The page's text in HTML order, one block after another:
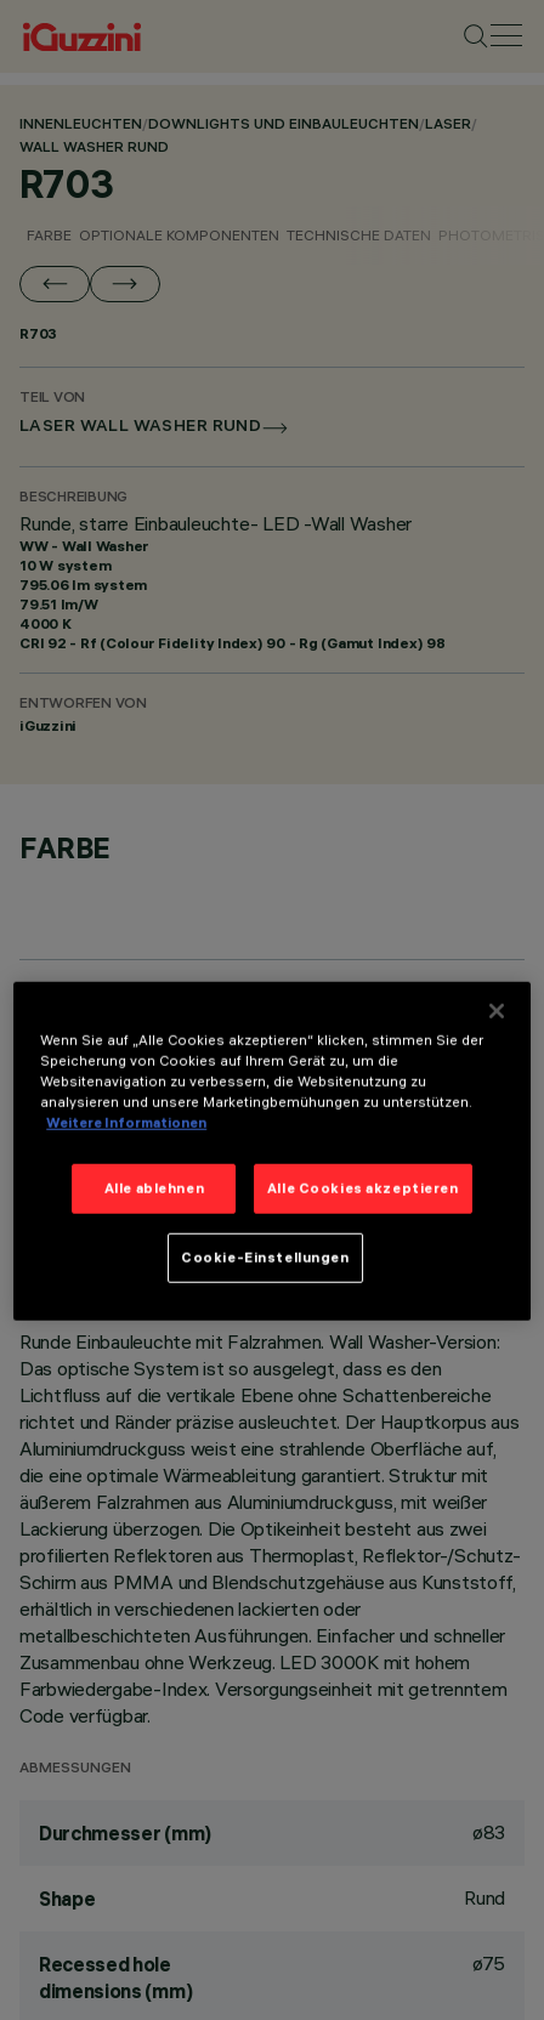
INNENLEUCHTEN/DOWNLIGHTS UND EINBAULEUCHTEN/LASER/
WALL WASHER RUND
R703
FARBE OPTIONALE KOMPONENTEN TECHNISCHE DATEN
R703
TEIL VON
LASER WALL WASHER RUND
BESCHREIBUNG
Runde, starre Einbauleuchte- LED -Wall Washer
WW - Wall Washer
10 W system
795.06 lm system
79.51 lm/W
4000 K
CRI 92 - Rf (Colour Fidelity Index) 90 - Rg (Gamut Index) 98
ENTWORFEN VON
iGuzzini
FARBE
TECHNISCHE DATEN
LETZTES UPDATE: 05.08.2026
Runde Einbauleuchte mit Falzrahmen. Wall Washer-Version:
Das optische System ist so ausgelegt, dass es den
Lichtfluss auf die vertikale Ebene ohne Schattenbereiche
richtet und Ränder präzise ausleuchtet. Der Hauptkorpus aus
Aluminiumdruckguss weist eine strahlende Oberfläche auf,
die eine optimale Wärmeableitung garantiert. Struktur mit
äußerem Falzrahmen aus Aluminiumdruckguss, mit weißer
Lackierung überzogen. Die Optikeinheit besteht aus zwei
profilierten Reflektoren aus Thermoplast, Reflektor-/Schutz-
Schirm aus PMMA und Blendschutzgehäuse aus Kunststoff,
erhältlich in verschiedenen lackierten oder
metallbeschichteten Ausführungen. Einfacher und schneller
Zusammenbau ohne Werkzeug. LED 3000K mit hohem
Farbwiedergabe-Index. Versorgungseinheit mit getrenntem
Code verfügbar.
ABMESSUNGEN
Durchmesser (mm) ø83
Shape Rund
Recessed hole
dimensions (mm)
ø75
Wenn Sie auf „Alle Cookies akzeptieren“ klicken, stimmen Sie der
Speicherung von Cookies auf Ihrem Gerät zu, um die
Websitenavigation zu verbessern, die Websitenutzung zu
analysieren und unsere Marketingbemühungen zu unterstützen.
Weitere Informationen
Alle ablehnen Alle Cookies akzeptieren
Cookie-Einstellungen